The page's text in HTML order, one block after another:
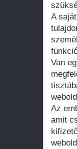
A
Van
Az
amit